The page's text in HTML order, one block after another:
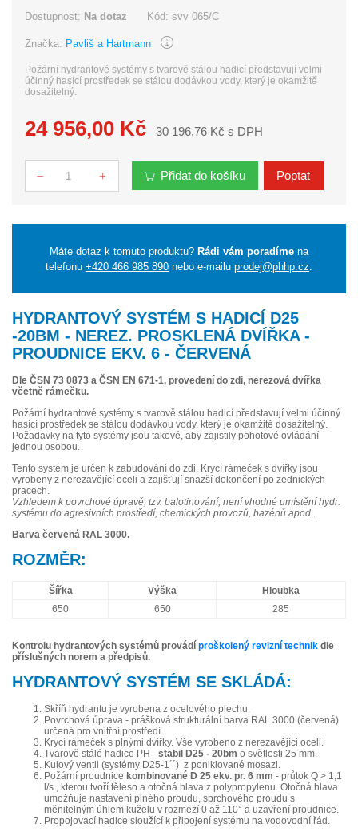
Dostupnost: Na dotaz Kód: svv 065/C
Značka: Pavliš a Hartmann
Požární hydrantové systémy s tvarově stálou hadicí představují velmi
účinný hasící prostředek se stálou dodávkou vody, který je okamžitě
dosažitelný.
24 956,00 Kč 30 196,76 Kč s DPH
Počet Přidat do košíku Poptat
Máte dotaz k tomuto produktu? Rádi vám poradíme na
telefonu +420 466 985 890 nebo e-mailu prodej@phhp.cz
HYDRANTOVÝ SYSTÉM S HADICÍ D25
-20BM - NEREZ. PROSKLENÁ DVÍŘKA -
PROUDNICE EKV. 6 - ČERVENÁ
Dle ČSN 73 0873 a ČSN EN 671-1, provedení do zdi, nerezová dvířka
včetně rámečku.
Požární hydrantové systémy s tvarově stálou hadicí představují velmi účinný
hasící prostředek se stálou dodávkou vody, který je okamžitě dosažitelný.
Požadavky na tyto systémy jsou takové, aby zajistily pohotové ovládání
jednou osobou.
Tento systém je určen k zabudování do zdi. Krycí rámeček s dvířky jsou
vyrobeny z nerezavějící oceli a zajišťují snazší dokončení po zednických
pracech.
Vzhledem k povrchové úpravě, tzv. balotinování, není vhodné umístění hydr.
systému do agresivních prostředí, chemických provozů, bazénů apod..
Barva červená RAL 3000.
ROZMĚR:
Šířka Výška
Hloubka
650
650 285
Kontrolu hydrantových systémů provádí proškolený revizní technik dle
příslušných norem a předpisů.
HYDRANTOVÝ SYSTÉM SE SKLÁDÁ:
Skříň hydrantu je vyrobena z ocelového plechu.
Povrchová úprava - prášková strukturální barva RAL 3000 (červená)
určená pro vnitřní prostředí.
Krycí rámeček s plnými dvířky. Vše vyrobeno z nerezavějíci oceli.
Tvarově stálé hadice PH - stabil D25 - 20bm o světlosti 25 mm.
Kulový ventil (systémy D25-1´´) z poniklované mosazi.
Požární proudnice kombinované D 25 ekv. pr. 6 mm - průtok Q > 1,1
l/s , kterou tvoří těleso a otočná hlava z polypropylenu. Otočná hlava
umožňuje nastavení plného proudu, sprchového proudu s
měnitelným úhlem kuželu v rozmezí 0 až 110° a uzavření proudnice.
Propojovací hadice sloužící k připojení systému na vodovodní řád.